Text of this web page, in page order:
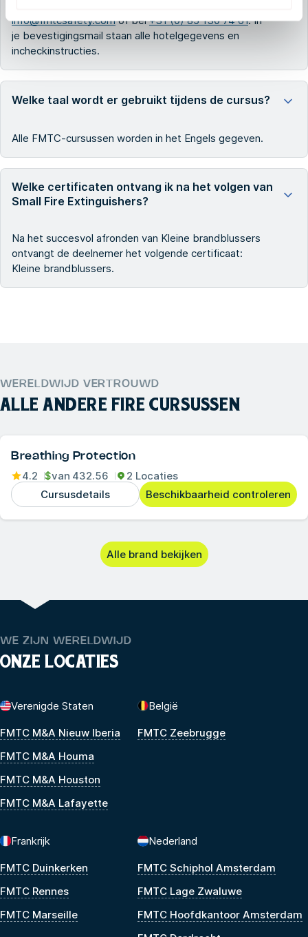
info@fmtcsafety.comof bel+31 (0) 85 130 74 61. In
je bevestigingsmail staan alle hotelgegevens en
incheckinstructies.
Welke taal wordt er gebruikt tijdens de cursus?
Alle FMTC-cursussen worden in het Engels gegeven.
Welke certificaten ontvang ik na het volgen van
Small Fire Extinguishers?
Na het succesvol afronden van Kleine brandblussers
ontvangt de deelnemer het volgende certificaat:
Kleine brandblussers.
WERELDWIJD VERTROUWD
ALLE ANDERE FIRE CURSUSSEN
Breathing Protection
4.2 $van 432.56
2 Locaties
Cursusdetails
Beschikbaarheid controleren
Alle brand bekijken
WE ZIJN WERELDWIJD
ONZE LOCATIES
Verenigde Staten
FMTC M&A Nieuw Iberia
FMTC M&A Houma
FMTC M&A Houston
FMTC M&A Lafayette
België
FMTC Zeebrugge
Frankrijk
FMTC Duinkerken
FMTC Rennes
FMTC Marseille
Nederland
FMTC Schiphol Amsterdam
FMTC Lage Zwaluwe
FMTC Hoofdkantoor Amsterdam